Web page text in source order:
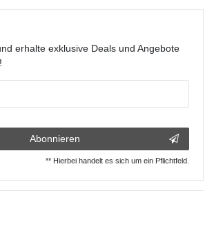
erhalte exklusive Deals und Angebote
Abonnieren
** Hierbei handelt es sich um ein Pflichtfeld.